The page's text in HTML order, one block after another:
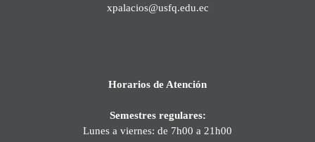
xpalacios@usfq.edu.ec
Horarios de Atención
Semestres regulares:
Lunes a viernes: de 7h00 a 21h00